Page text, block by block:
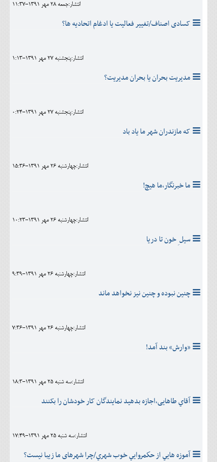
انتشار:جمعه 28 مهر 1391-11:37
کسادی اصناف/تغییر فعالیت یا ادغام اتحادیه ها؟
انتشار:پنجشنبه 27 مهر 1391-1:13
مدیریت بحران یا بحران مدیریت؟
انتشار:پنجشنبه 27 مهر 1391-0:24
که مازندران شهر ما یاد باد
انتشار:چهارشنبه 26 مهر 1391-15:36
ما خبرنگار،ما هیچ!
انتشار:چهارشنبه 26 مهر 1391-10:23
سیل ِ خون تا دریا
انتشار:چهارشنبه 26 مهر 1391-9:39
چنین نبوده و چنین نیز نخواهد ماند
انتشار:چهارشنبه 26 مهر 1391-7:36
«وارش» بند آمد!
انتشار:سه شنبه 25 مهر 1391-18:3
آقاي طاهایی،اجازه بدهید نمایندگان کار خودشان را بکنند
انتشار:سه شنبه 25 مهر 1391-17:49
آموزه هايي از حكمروايي خوب شهري/چرا شهرهای ما زیبا نیست؟